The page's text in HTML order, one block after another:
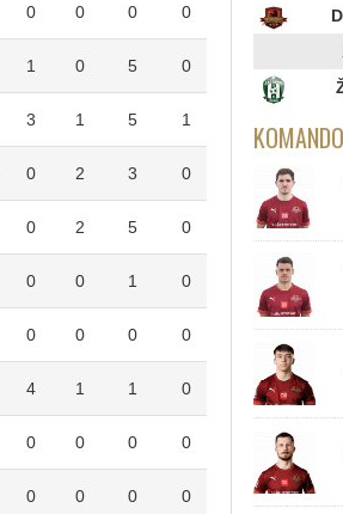
0 0 0 0
1 0 5 0
3 1 5 1
0 2 3 0
0 2 5 0
0 0 1 0
0 0 0 0
4 1 1 0
0 0 0 0
0 0 0 0